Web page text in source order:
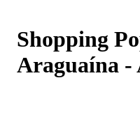
Shopping
Araguaína -